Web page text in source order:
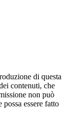
di questa
contenuti, che
non può
possa essere fatto